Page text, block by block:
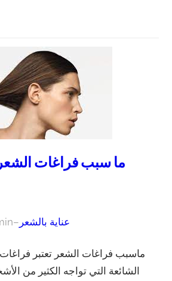
ما سبب فراغات الشعر
– عناية بالشعر
ماسبب فراغات الشعر تعتبر
الشائعة التي تواجه الكثير من